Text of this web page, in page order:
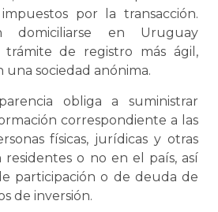
por la transacción.
domiciliarse en Uruguay
de registro más ágil,
sociedad anónima.
obliga a suministrar
correspondiente a las
físicas, jurídicas y otras
residentes o no en el país, así
participación o de deuda de
de inversión.